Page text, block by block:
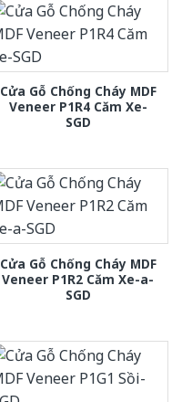
Cửa Gỗ Chống Cháy MDF
Veneer P1R4 Căm Xe-
SGD
Cửa Gỗ Chống Cháy MDF
Veneer P1R2 Căm Xe-a-
SGD